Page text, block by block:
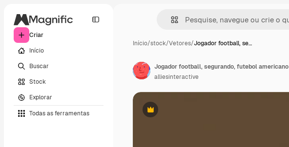
Criar
Início
Buscar
Stock
Explorar
Todas as ferramentas
Início/stock/Vetores/Jogador football, se…
Premium
Jogador football, segurando, futebol americano
alliesinteractive